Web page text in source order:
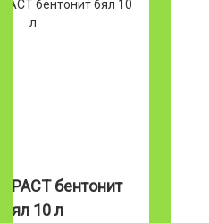
бентонит
бял 10 л